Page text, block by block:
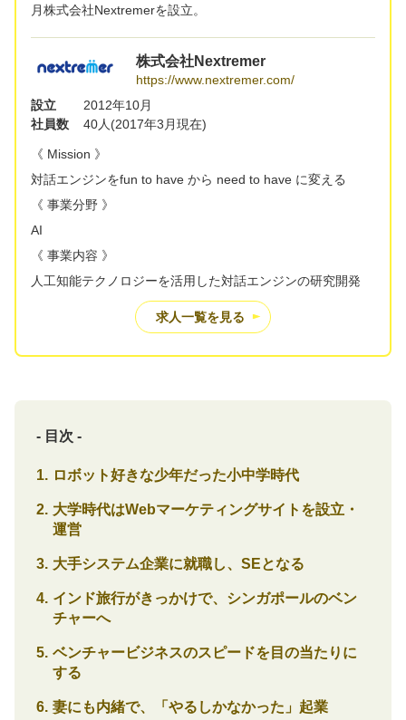
月株式会社Nextremerを設立。
株式会社Nextremer
https://www.nextremer.com/
設立
2012年10月
社員数
40人(2017年3月現在)
《 Mission 》
対話エンジンをfun to have から need to have に変える
《 事業分野 》
AI
《 事業内容 》
人工知能テクノロジーを活用した対話エンジンの研究開発
求人一覧を見る
- 目次 -
ロボット好きな少年だった小中学時代
大学時代はWebマーケティングサイトを設立・
運営
大手システム企業に就職し、SEとなる
インド旅行がきっかけで、シンガポールのベン
チャーへ
ベンチャービジネスのスピードを目の当たりに
する
妻にも内緒で、「やるしかなかった」起業